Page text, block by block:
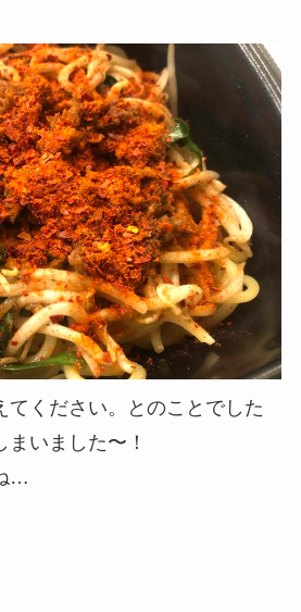
ください。とのことでした
いました〜！
…